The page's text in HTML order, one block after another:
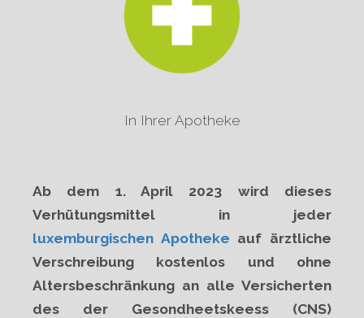
In Ihrer Apotheke
Ab dem 1. April 2023 wird dieses
Verhütungsmittel in jeder
luxemburgischen Apotheke auf ärztliche
Verschreibung kostenlos und ohne
Altersbeschränkung an alle Versicherten
des der Gesondheetskeess (CNS)